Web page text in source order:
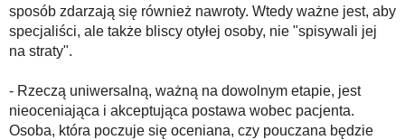
sposób zdarzają się również nawroty. Wtedy ważne jest, aby
specjaliści, ale także bliscy otyłej osoby, nie "spisywali jej
na straty".
- Rzeczą uniwersalną, ważną na dowolnym etapie, jest
nieoceniająca i akceptująca postawa wobec pacjenta.
Osoba, która poczuje się oceniana, czy pouczana będzie